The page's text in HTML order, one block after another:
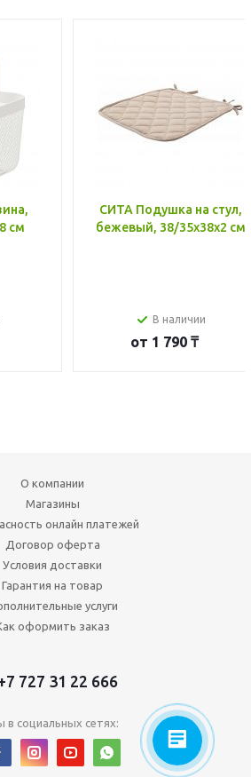
см
СИТА Подушка на стул,
бежевый, 38/35x38x2 см
В наличии
от 1 790 ₸
О компании
Магазины
онлайн платежей
Договор оферта
Условия доставки
Гарантия на товар
услуги
оформить заказ
727 31 22 666
в социальных сетях: